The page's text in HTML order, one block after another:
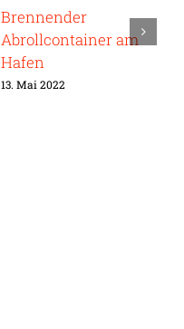
Brennender
Abrollcontainer am
Hafen
13. Mai 2022